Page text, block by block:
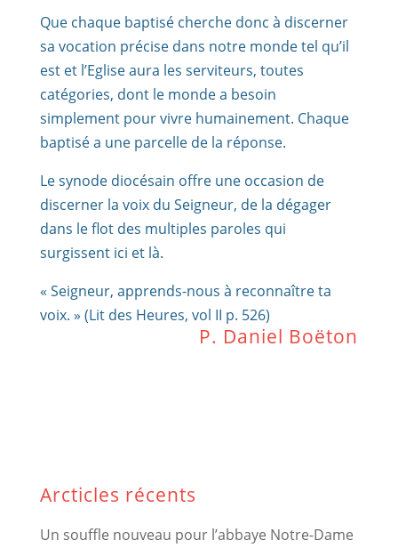
Que chaque baptisé cherche donc à discerner
sa vocation précise dans notre monde tel qu’il
est et l’Eglise aura les serviteurs, toutes
catégories, dont le monde a besoin
simplement pour vivre humainement. Chaque
baptisé a une parcelle de la réponse.
Le synode diocésain offre une occasion de
discerner la voix du Seigneur, de la dégager
dans le flot des multiples paroles qui
surgissent ici et là.
« Seigneur, apprends-nous à reconnaître ta
voix. » (Lit des Heures, vol II p. 526)
P. Daniel Boëton
Arcticles récents
Un souffle nouveau pour l’abbaye Notre-Dame